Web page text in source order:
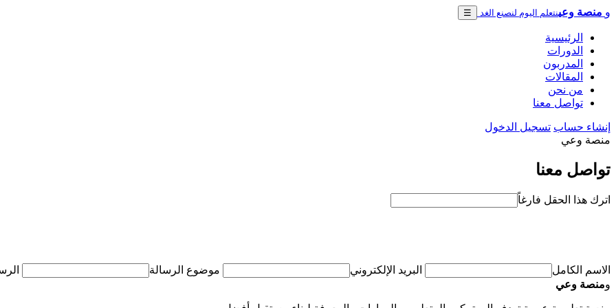
و منصة وعينتعلم اليوم لنصنع الغد ☰
الرئيسية
الدورات
المدربون
المقالات
من نحن
تواصل معنا
إنشاء حساب تسجيل الدخول
منصة وعي
تواصل معنا
اترك هذا الحقل فارغاً
الاسم الكامل البريد الإلكتروني موضوع الرسالة
ومنصة وعي